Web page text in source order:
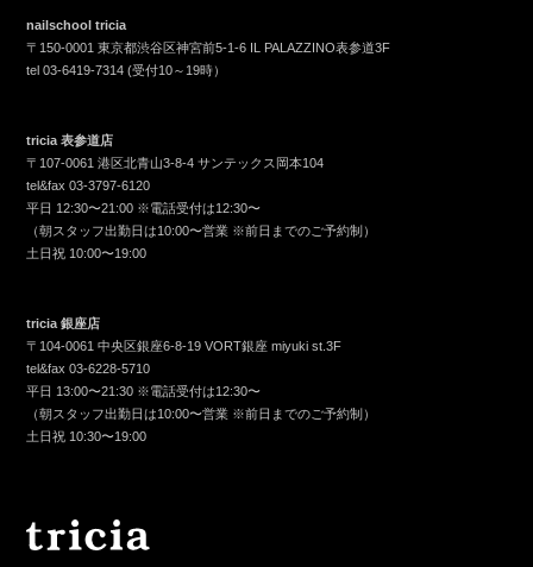
nailschool tricia
〒150-0001 東京都渋谷区神宮前5-1-6 IL PALAZZINO表参道3F
tel03-6419-7314 (受付10～19時）
tricia 表参道店
〒107-0061 港区北青山3-8-4 サンテックス岡本104
tel&fax03-3797-6120
平日 12:30〜21:00 ※電話受付は12:30〜
（朝スタッフ出勤日は10:00〜営業 ※前日までのご予約制）
土日祝 10:00〜19:00
tricia 銀座店
〒104-0061 中央区銀座6-8-19 VORT銀座 miyuki st.3F
tel&fax03-6228-5710
平日 13:00〜21:30 ※電話受付は12:30〜
（朝スタッフ出勤日は10:00〜営業 ※前日までのご予約制）
土日祝 10:30〜19:00